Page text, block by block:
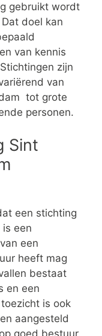
gebruikt wordt
Dat doel kan
van kennis
zijn
van
tot grote
personen.
Sint
een stichting
een
een
heeft mag
bestaat
en een
is ook
aangesteld
goed bestuur.